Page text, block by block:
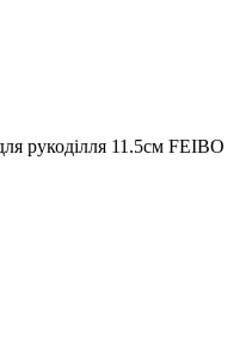
рукоділля 11.5см FEIBO